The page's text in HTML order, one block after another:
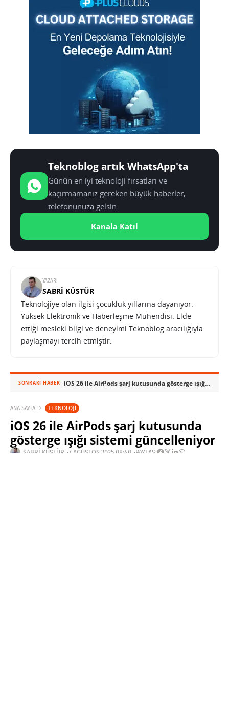
Teknoblog artık WhatsApp'ta
Günün en iyi teknoloji fırsatları ve
kaçırmamanız gereken büyük haberler,
telefonunuza gelsin.
Kanala Katıl
YAZAR:
SABRI KÜSTÜR
Teknolojiye olan ilgisi çocukluk yıllarına dayanıyor.
Yüksek Elektronik ve Haberleşme Mühendisi. Elde
ettiği mesleki bilgi ve deneyimi Teknoblog aracılığıyla
paylaşmayı tercih etmiştir.
SONRAKI HABER iOS 26 ile AirPods şarj kutusunda gösterge ışığı sistemi güncelleniyor
ANA SAYFA TEKNOLOJI
iOS 26 ile AirPods şarj kutusunda
gösterge ışığı sistemi güncelleniyor
SABRI KÜSTÜR 7 AĞUSTOS 2025 08:40 PAYLAŞ: